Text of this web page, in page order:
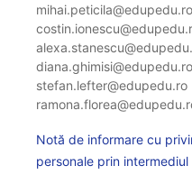
mihai.peticila@edupedu.ro
diana.ghimisi@edupedu.ro
stefan.lefter@edupedu.ro
Notă de informare cu
personale prin